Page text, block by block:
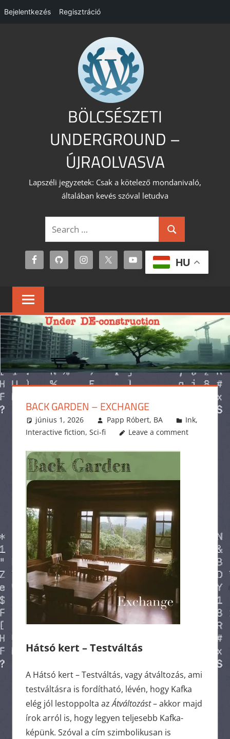
Bejelentkezés Regisztráció
BÖLCSÉSZETI
UNDERGROUND –
ÚJRAOLVASVA
Lapszéli jegyzetek: Csak a kötelező mondanivaló,
általában kevés szóval letudva
Search
for:
Search
HU
BACK GARDEN – EXCHANGE
június 1, 2026 Papp Róbert, BA Ink,
Interactive fiction, Sci-fi Leave a comment
Hátsó kert – Testváltás
A Hátsó kert – Testváltás, vagy átváltozás, ami
testváltásra is fordítható, lévén, hogy Kafka
elég jól lestoppolta azÁtváltozást– akkor majd
írok arról is, hogy legyen teljesebb Kafka-
képünk. Szóval a cím szimbolikusan is